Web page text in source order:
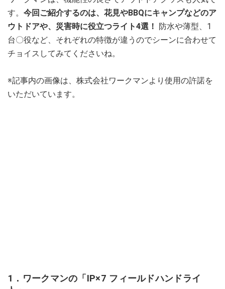
す。 今回ご紹介するのは、花見やBBQにキャンプなどのア
ウトドアや、災害時に役立つライト4選！
防水や薄型、1
台〇役など、それぞれの特徴が違うのでシーンに合わせて
チョイスしてみてくださいね。
※記事内の画像は、株式会社ワークマンより使用の許諾を
いただいています。
1．ワークマンの「IP×7 フィールドハンドライ